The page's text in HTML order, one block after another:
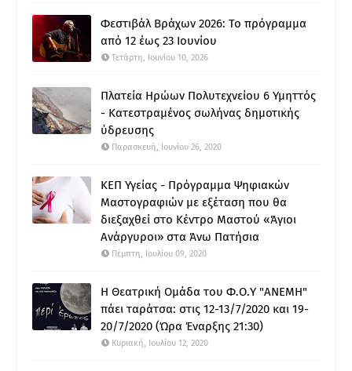
Φεστιβάλ Βράχων 2026: Το πρόγραμμα
από 12 έως 23 Ιουνίου
Τετάρτη, Ιουνίου 10, 2026
Πλατεία Ηρώων Πολυτεχνείου 6 Υμηττός
- Κατεστραμένος σωλήνας δημοτικής
ύδρευσης
Παρασκευή, Ιουνίου 26, 2020
ΚΕΠ Υγείας - Πρόγραμμα Ψηφιακών
Μαστογραφιών με εξέταση που θα
διεξαχθεί στο Κέντρο Μαστού «Άγιοι
Ανάργυροι» στα Άνω Πατήσια
Πέμπτη, Ιουλίου 09, 2020
Η Θεατρική Ομάδα του Φ.Ο.Υ "ΑΝΕΜΗ"
πάει ταράτσα: στις 12-13/7/2020 και 19-
20/7/2020 (Ώρα Έναρξης 21:30)
Κυριακή, Ιουλίου 12, 2020